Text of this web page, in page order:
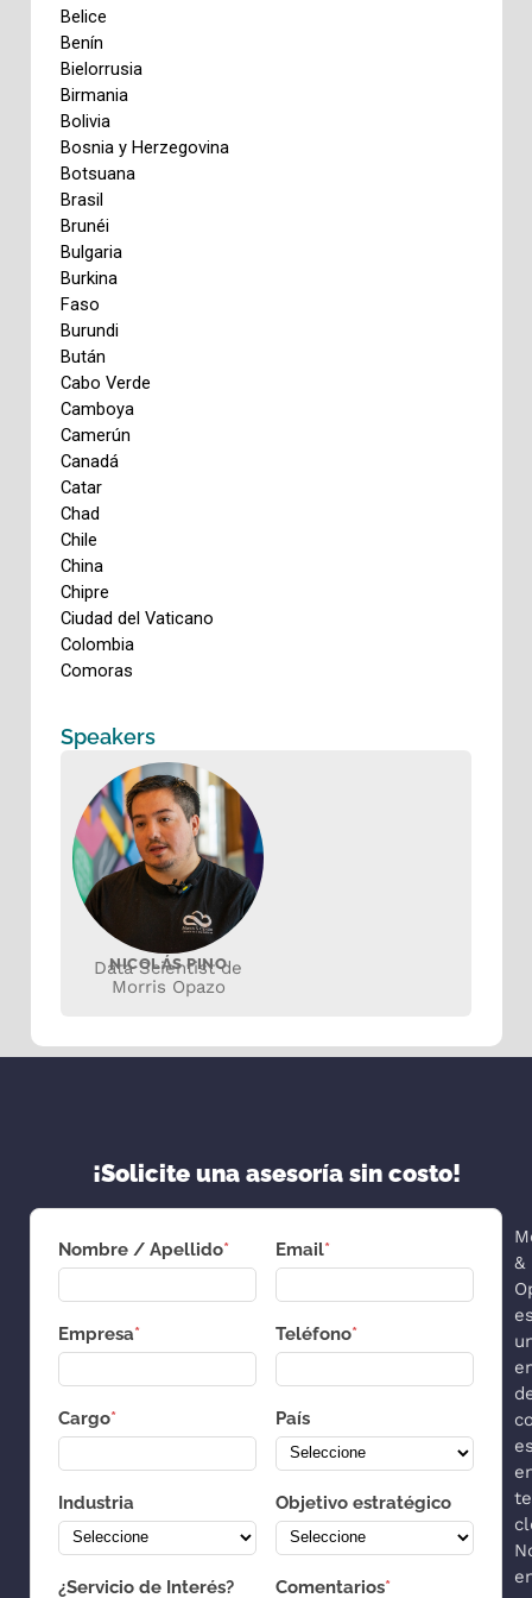
Speakers
NICOLÁS PINO
Data Scientist de
Morris Opazo
¡Solicite una asesoría sin costo!
Nombre / Apellido* Email*
Empresa* Teléfono*
Cargo* País
Industria Objetivo estratégico
¿Servicio de Interés? Comentarios*
&